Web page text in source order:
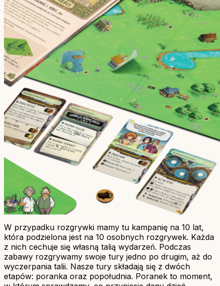
W przypadku rozgrywki mamy tu kampanię na 10 lat,
która podzielona jest na 10 osobnych rozgrywek. Każda
z nich cechuje się własną talią wydarzeń. Podczas
zabawy rozgrywamy swoje tury jedno po drugim, aż do
wyczerpania talii. Nasze tury składają się z dwóch
etapów: poranka oraz popołudnia. Poranek to moment,